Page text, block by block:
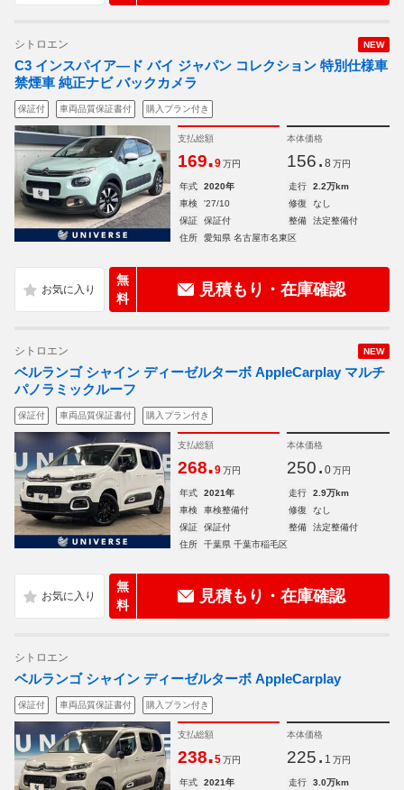
NEW
シトロエン
C3 インスパイア―ド バイ ジャパン コレクション 特別仕様車
禁煙車 純正ナビ バックカメラ
保証付 車両品質保証書付 購入プラン付き
支払総額
169.9 万円
本体価格
156. 8 万円
年式 2020年 走行
2.2万km
車検
'27/10 修復
なし
保証
保証付 整備
法定整備付
住所
愛知県 名古屋市名東区
無
料
見積もり・在庫確認
NEW
シトロエン
ベルランゴ シャイン ディーゼルターボ AppleCarplay マルチ
パノラミックルーフ
保証付 車両品質保証書付 購入プラン付き
支払総額
268.9 万円
本体価格
250. 0 万円
年式 2021年 走行
2.9万km
車検
車検整備付 修復
なし
保証
保証付 整備
法定整備付
住所
千葉県 千葉市稲毛区
無
料
見積もり・在庫確認
シトロエン
ベルランゴ シャイン ディーゼルターボ AppleCarplay
保証付 車両品質保証書付 購入プラン付き
支払総額
238.5 万円
本体価格
225. 1 万円
年式 2021年 走行
3.0万km